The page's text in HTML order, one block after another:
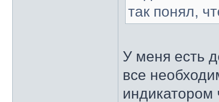
так понял,
У меня есть
все
индикатором